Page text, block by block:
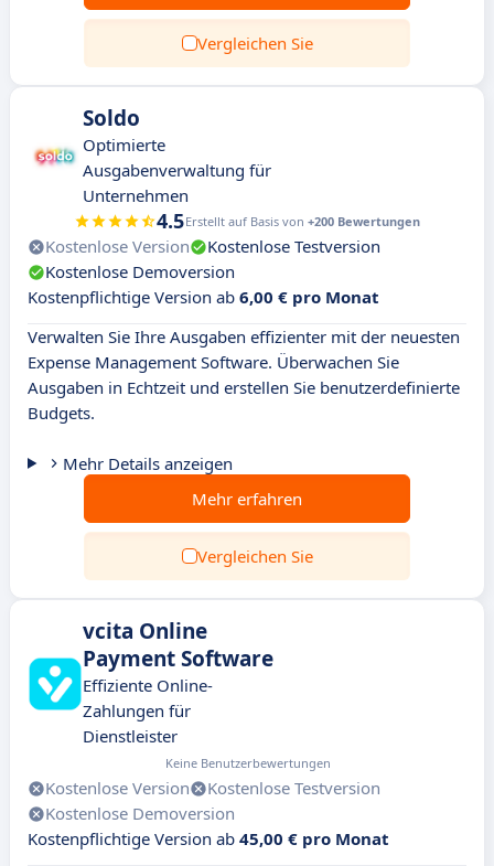
Vergleichen Sie
Soldo
Optimierte
Ausgabenverwaltung für
Unternehmen
4.5Erstellt auf Basis von +200 Bewertungen
Kostenlose Version
Kostenlose Testversion
Kostenlose Demoversion
Kostenpflichtige Version ab 6,00 € pro Monat
Verwalten Sie Ihre Ausgaben effizienter mit der neuesten
Expense Management Software. Überwachen Sie
Ausgaben in Echtzeit und erstellen Sie benutzerdefinierte
Budgets.
Mehr Details anzeigen
Mehr erfahren
Vergleichen Sie
vcita Online
Payment Software
Effiziente Online-
Zahlungen für
Dienstleister
Keine Benutzerbewertungen
Kostenlose Version
Kostenlose Testversion
Kostenlose Demoversion
Kostenpflichtige Version ab 45,00 € pro Monat